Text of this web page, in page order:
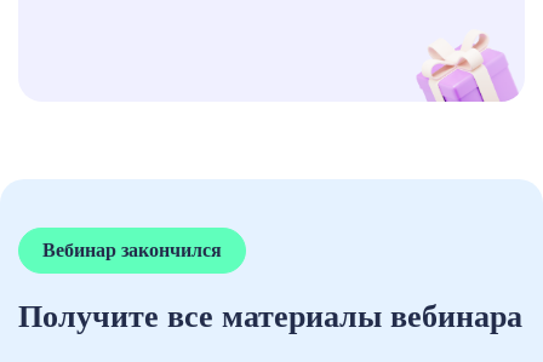
Вебинар закончился
Получите все материалы вебинара